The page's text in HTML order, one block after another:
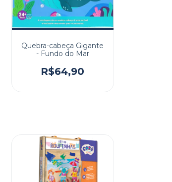
Quebra-cabeça Gigante
- Fundo do Mar
R$64,90